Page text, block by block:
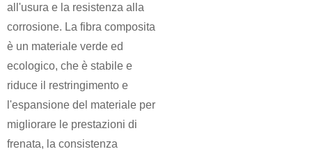
all'usura e la resistenza alla
corrosione. La fibra composita
è un materiale verde ed
ecologico, che è stabile e
riduce il restringimento e
l'espansione del materiale per
migliorare le prestazioni di
frenata, la consistenza